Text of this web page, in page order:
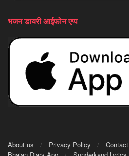
भजन डायरी आईफोन एप्प
About us Privacy Policy Contact